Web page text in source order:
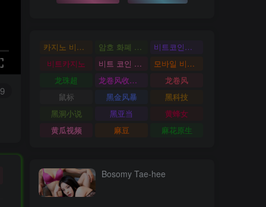
카지노 비트코인 암호 화폐 카지노
비트코인카지노
비트카지노
비트 코인 온라인 카지노
모바일 비트 코인 카지노
龙珠超
龙卷风收音机
龙卷风
鼠标
黑金风暴
黑科技
黑洞小说
黑亚当
黄蜂女
黄瓜视频
麻豆 麻花原生
Bosomy Tae-hee